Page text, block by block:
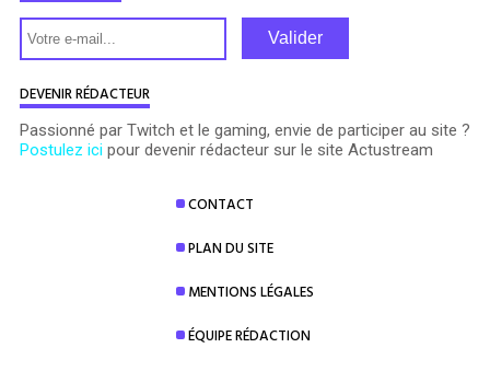
CONTACT
PLAN DU SITE
MENTIONS LÉGALES
ÉQUIPE RÉDACTION
Valider
DEVENIR RÉDACTEUR
Passionné par Twitch et le gaming, envie de participer au site ?
Postulez ici pour devenir rédacteur sur le site Actustream